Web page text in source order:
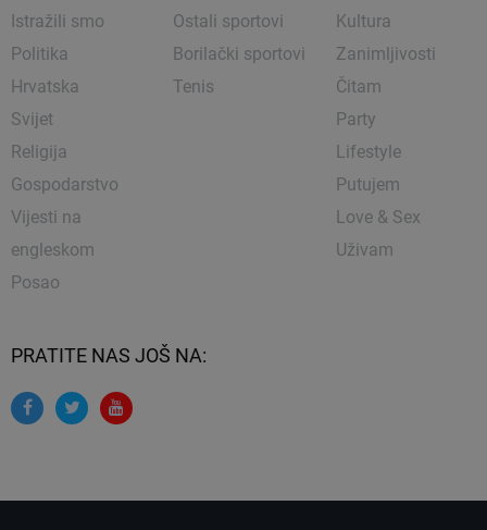
Istražili smo
Politika
Hrvatska
Svijet
Religija
Gospodarstvo
Vijesti na
engleskom
Posao
Ostali sportovi
Borilački sportovi
Tenis
Kultura
Zanimljivosti
Čitam
Party
Lifestyle
Putujem
Love & Sex
Uživam
PRATITE NAS JOŠ NA: